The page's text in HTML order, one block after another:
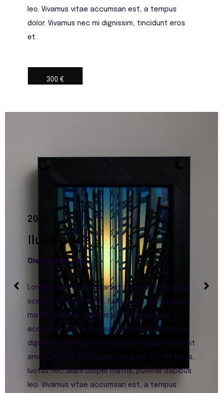
leo. Vivamus vitae accumsan est, a tempus
dolor. Vivamus nec mi dignissim, tincidunt eros
et.
300 €
2024
Ilustrados. I
Oleo sobre tela
Lorem ipsum dolor sit amet, consec tetur adipi
scing elit. Ut elit tellus, luctus nec ullam corper
mattis, pulvinar dapibus leo. Vivamus vitae
accumsan est, a tempus dolor. Vivamus nec mi
dignissim, tincidunt eros et.Lorem ipsum dolor sit
amet, consec tetur adipi scing elit. Ut elit tellus,
luctus nec ullam corper mattis, pulvinar dapibus
leo. Vivamus vitae accumsan est, a tempus